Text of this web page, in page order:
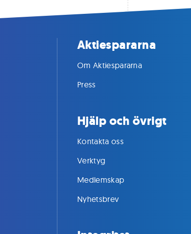
Aktiespararna
Om Aktiespararna
Press
Hjälp och övrigt
Kontakta oss
Verktyg
Medlemskap
Nyhetsbrev